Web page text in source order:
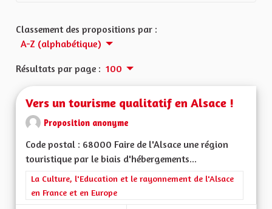
Classement des propositions par :
A-Z (alphabétique)
Résultats par page : 100
Vers un tourisme qualitatif en Alsace !
Proposition anonyme
Code postal : 68000 Faire de l'Alsace une région
touristique par le biais d'hébergements...
Filtrer les résultats de la catégorie : La Culture, l'Education et
La Culture, l'Education et le rayonnement de l'Alsace
en France et en Europe